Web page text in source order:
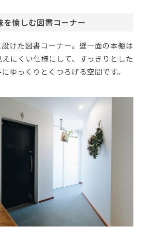
を愉しむ図書コーナー
けた図書コーナー。壁一面の本棚は
にくい仕様にして、すっきりとした
ゆっくりとくつろげる空間です。